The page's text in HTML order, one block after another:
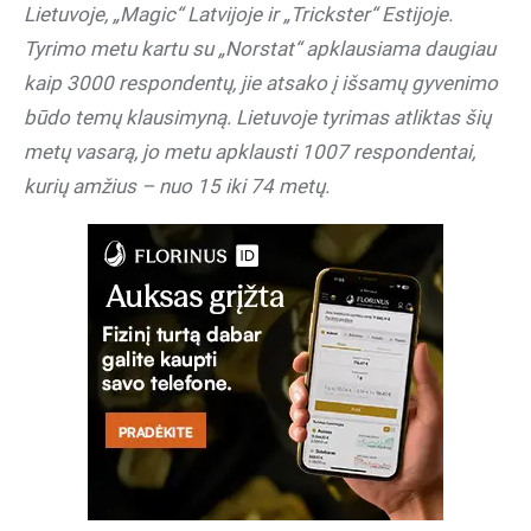
Lietuvoje, „Magic“ Latvijoje ir „Trickster“ Estijoje.
Tyrimo metu kartu su „Norstat“ apklausiama daugiau
kaip 3000 respondentų, jie atsako į išsamų gyvenimo
būdo temų klausimyną. Lietuvoje tyrimas atliktas šių
metų vasarą, jo metu apklausti 1007 respondentai,
kurių amžius – nuo 15 iki 74 metų.